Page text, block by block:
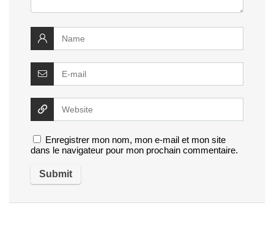
Enregistrer mon nom, mon e-mail et mon site
dans le navigateur pour mon prochain commentaire.